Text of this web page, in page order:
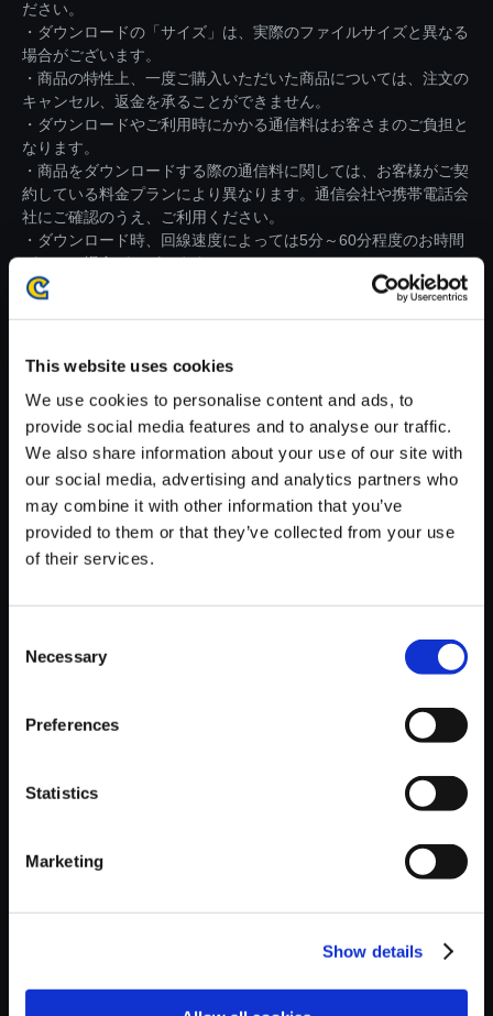
This website uses cookies
We use cookies to personalise content and ads, to
provide social media features and to analyse our traffic.
We also share information about your use of our site with
our social media, advertising and analytics partners who
may combine it with other information that you’ve
provided to them or that they’ve collected from your use
of their services.
Selection
Necessary
Preferences
Statistics
Marketing
Show details
ださい。
・ダウンロードの「サイズ」は、実際のファイルサイズと異なる
場合がございます。
・商品の特性上、一度ご購入いただいた商品については、注文の
キャンセル、返金を承ることができません。
・ダウンロードやご利用時にかかる通信料はお客さまのご負担と
なります。
・商品をダウンロードする際の通信料に関しては、お客様がご契
約している料金プランにより異なります。通信会社や携帯電話会
社にご確認のうえ、ご利用ください。
・ダウンロード時、回線速度によっては5分～60分程度のお時間
がかかる場合がございます。
※ご購入いただいたファイルのダウンロードの際には、通信環境
【単曲】モンスターハンタース
トーリーズ2 ～破滅の翼～ オ
リジナル・サウンドトラック 中
7ポイント付与
【単曲】モンスタ
【単曲】モンスタ
【単曲】モンスタ